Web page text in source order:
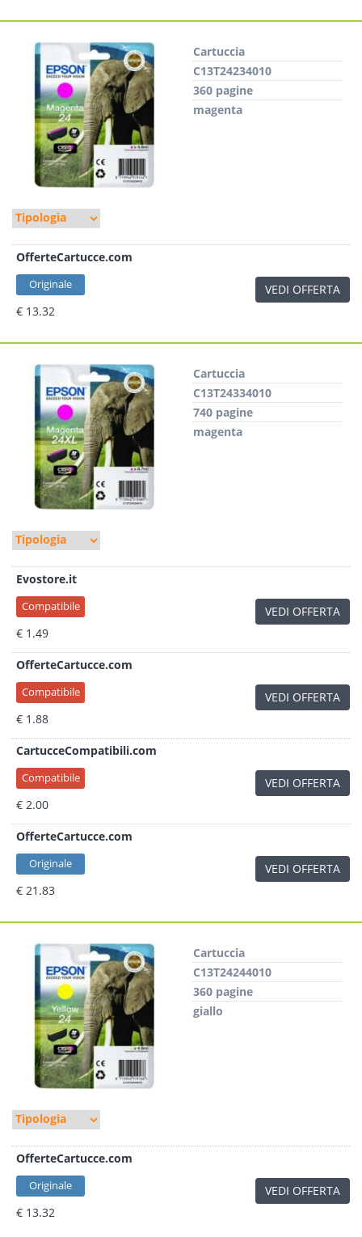
Cartuccia
C13T24234010
360 pagine
magenta
OfferteCartucce.com
Originale
€ 13.32
VEDI OFFERTA
Cartuccia
C13T24334010
740 pagine
magenta
Evostore.it
Compatibile
€ 1.49
VEDI OFFERTA
OfferteCartucce.com
Compatibile
€ 1.88
VEDI OFFERTA
CartucceCompatibili.com
Compatibile
€ 2.00
VEDI OFFERTA
OfferteCartucce.com
Originale
€ 21.83
VEDI OFFERTA
Cartuccia
C13T24244010
360 pagine
giallo
OfferteCartucce.com
Originale
€ 13.32
VEDI OFFERTA